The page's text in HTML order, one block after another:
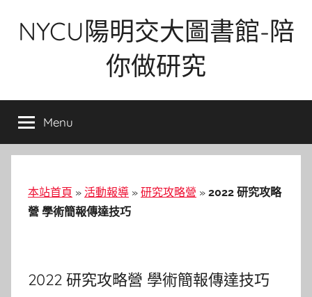
NYCU陽明交大圖書館-陪
你做研究
Menu
本站首頁 » 活動報導 » 研究攻略營 » 2022 研究攻略
營 學術簡報傳達技巧
2022 研究攻略營 學術簡報傳達技巧